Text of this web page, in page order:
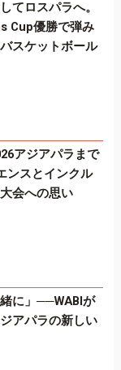
てロスパラへ。
Cup優勝で弾み
スケットボール
アジアパラまで
スとインクル
会への思い
緒に」──WABIが
アパラの新しい